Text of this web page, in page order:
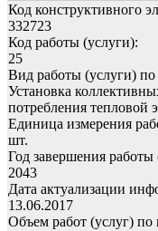
Код конструктивного
332723
Код работы (услуги):
25
Вид работы (услуги)
Установка
потребления тепловой
Единица измерения
шт.
Год завершения работы
2043
Дата актуализации
13.06.2017
Объем работ (услуг) по